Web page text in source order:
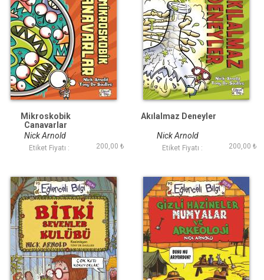
Mikroskobik
Canavarlar
Nick Arnold
Etiket Fiyatı : 200,00 ₺
Akılalmaz Deneyler
Nick Arnold
Etiket Fiyatı : 200,00 ₺